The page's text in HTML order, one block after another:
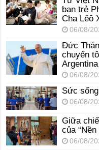
bạn trẻ
Cha Lêô
06/08/
Đức
chuyến
06/08/
Sức
06/08/
Giữa
của
06/08/